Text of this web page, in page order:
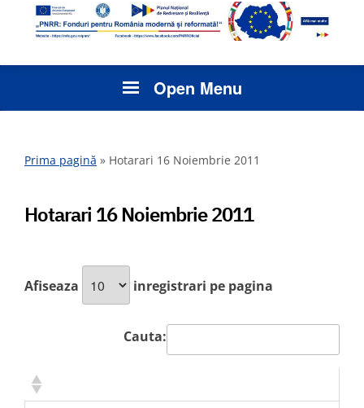
Open Menu
Prima pagină » Hotarari 16 Noiembrie 2011
Hotarari 16 Noiembrie 2011
Afiseaza inregistrari pe pagina
Cauta: